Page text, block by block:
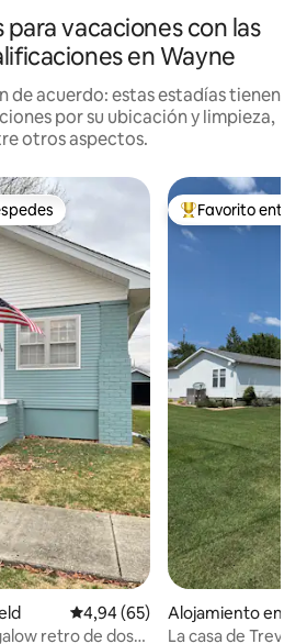
vacaciones con las
en Wayne
de acuerdo: estas estadías tienen
por su ubicación y limpieza,
otros aspectos.
más destacados
Calificación promedio: 4,94 de
4,94 (65)
retro de dos
Favorito entre
Favorito entre
Alojamiento en
La casa de Treva